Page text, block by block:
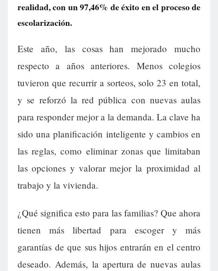
realidad, con un 97,46% de éxito en el proceso de
escolarización.
Este año, las cosas han mejorado mucho
respecto a años anteriores. Menos colegios
tuvieron que recurrir a sorteos, solo 23 en total,
y se reforzó la red pública con nuevas aulas
para responder mejor a la demanda. La clave ha
sido una planificación inteligente y cambios en
las reglas, como eliminar zonas que limitaban
las opciones y valorar mejor la proximidad al
trabajo y la vivienda.
¿Qué significa esto para las familias? Que ahora
tienen más libertad para escoger y más
garantías de que sus hijos entrarán en el centro
deseado. Además, la apertura de nuevas aulas